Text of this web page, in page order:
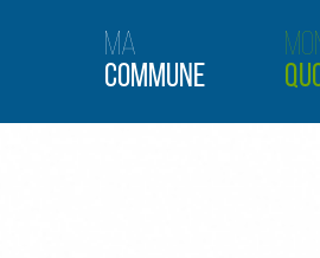
Ma
Commune